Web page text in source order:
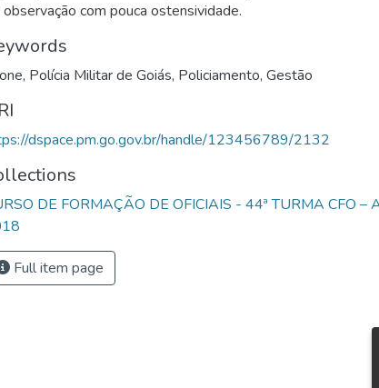
com pouca ostensividade.
, Polícia Militar de Goiás, Policiamento, Gestão
dspace.pm.go.gov.br/handle/123456789/2132
DE FORMAÇÃO DE OFICIAIS - 44ª TURMA CFO –
Full item page